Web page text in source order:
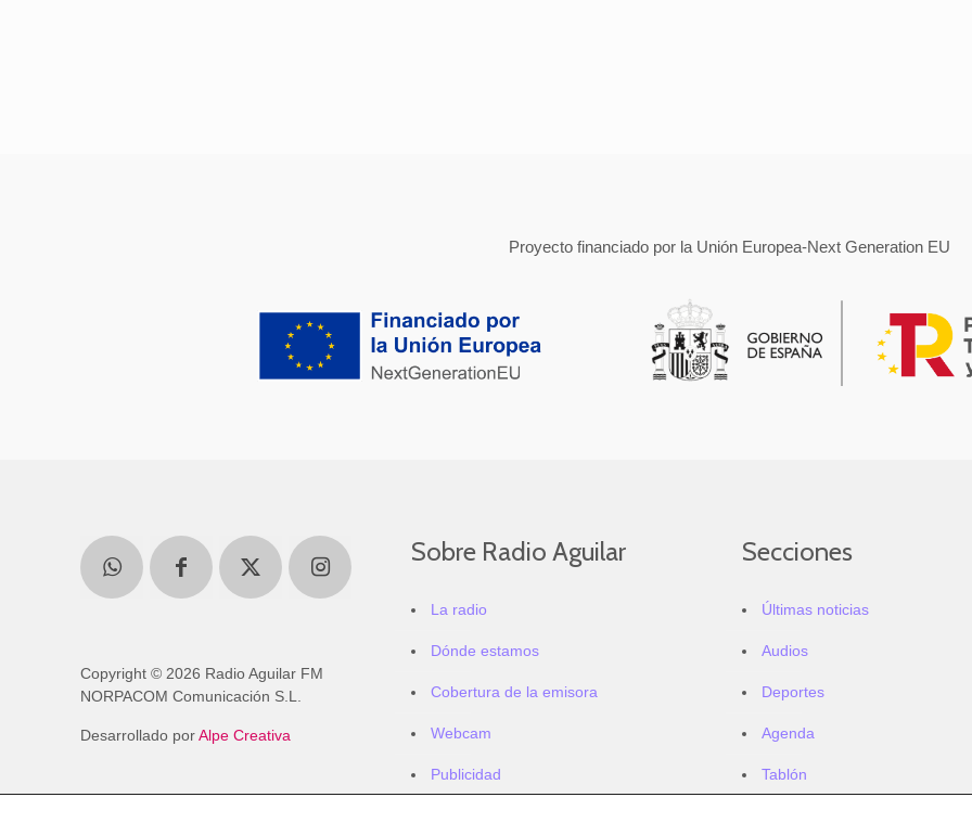
Proyecto financiado por la Unión Europea-Next Generation EU
Copyright © 2026 Radio Aguilar FM
NORPACOM Comunicación S.L.
Desarrollado porAlpe Creativa
Sobre Radio Aguilar
La radio
Dónde estamos
Cobertura de la emisora
Webcam
Publicidad
Secciones
Últimas noticias
Audios
Deportes
Agenda
Tablón